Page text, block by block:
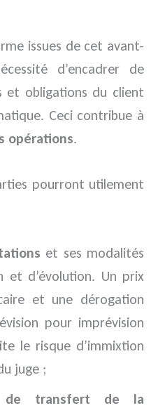
issues de cet avant-
d’encadrer de
et obligations du client
Ceci contribue à
opérations.
pourront utilement
et ses modalités
et d’évolution. Un prix
et une dérogation
pour imprévision
le risque d’immixtion
juge ;
de transfert de la